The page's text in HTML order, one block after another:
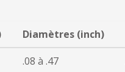
Diamètres (inch)
.08 à .47